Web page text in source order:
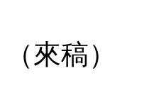
（來稿）